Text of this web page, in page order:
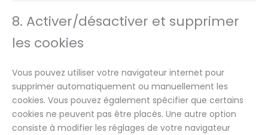
8. Activer/désactiver et supprimer
les cookies
Vous pouvez utiliser votre navigateur internet pour
supprimer automatiquement ou manuellement les
cookies. Vous pouvez également spécifier que certains
cookies ne peuvent pas être placés. Une autre option
consiste à modifier les réglages de votre navigateur